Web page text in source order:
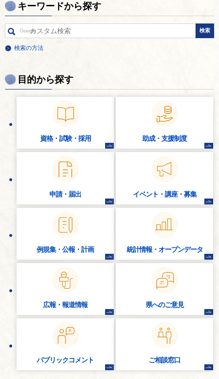
キーワードから探す
検索の方法
目的から探す
資格・試験・ 採用 助成・支援制度
申請・届出 イベント・講座・ 募集
例規集・公報・計画 統計情報・ オープンデータ
広報・報道情報 県へのご意見
パブリックコメント ご相談窓口